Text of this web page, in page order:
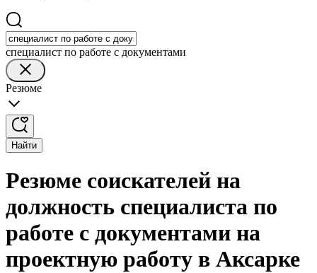
специалист по работе с документами
Резюме
Найти
Резюме соискателей на
должность специалиста по
работе с документами на
проектную работу в Аксарке